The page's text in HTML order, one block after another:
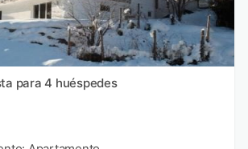
para 4 huéspedes